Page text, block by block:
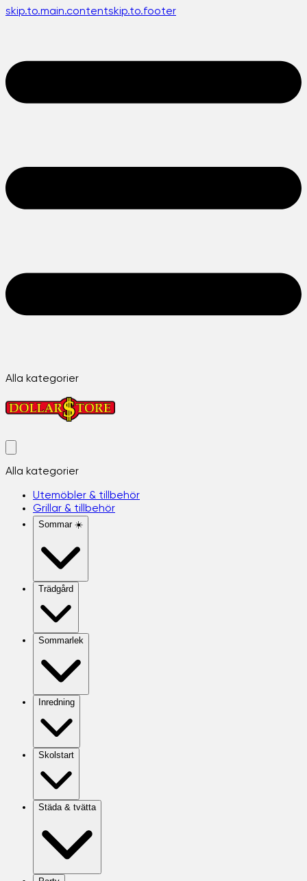
skip.to.main.contentskip.to.footer
Alla kategorier
Alla kategorier
Utemöbler & tillbehör
Grillar & tillbehör
Sommar ☀️
Trädgård
Sommarlek
Inredning
Skolstart
Städa & tvätta